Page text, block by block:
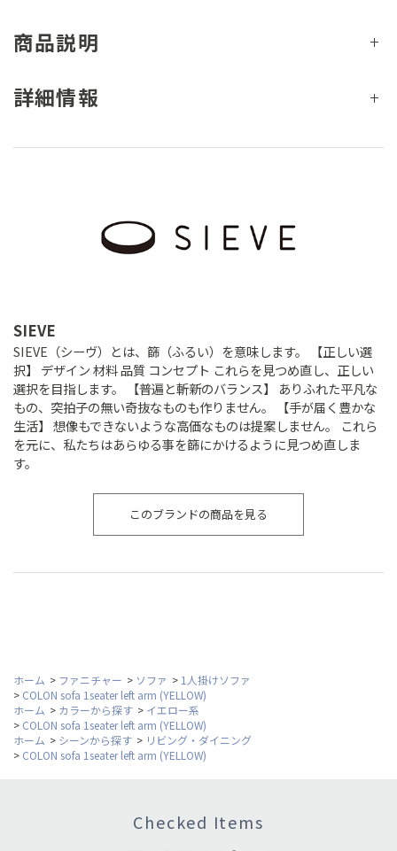
商品説明
詳細情報
SIEVE
SIEVE（シーヴ）とは、篩（ふるい）を意味します。 【正しい選
択】 デザイン 材料 品質 コンセプト これらを見つめ直し、正しい
選択を目指します。 【普遍と斬新のバランス】 ありふれた平凡な
もの、突拍子の無い奇抜なものも作りません。 【手が届く豊かな
生活】 想像もできないような高価なものは提案しません。 これら
を元に、私たちはあらゆる事を篩にかけるように見つめ直しま
す。
このブランドの商品を見る
ホーム > ファニチャー > ソファ > 1人掛けソファ
> COLON sofa 1seater left arm (YELLOW)
ホーム > カラーから探す > イエロー系
> COLON sofa 1seater left arm (YELLOW)
ホーム > シーンから探す > リビング・ダイニング
> COLON sofa 1seater left arm (YELLOW)
Checked Items